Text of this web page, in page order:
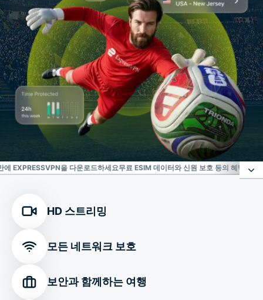
에 EXPRESSVPN을 다운로드하세요무료 ESIM 데이터와 신원 보호 등의 혜택으로
HD 스트리밍
모든 네트워크 보호
보안과 함께하는 여행